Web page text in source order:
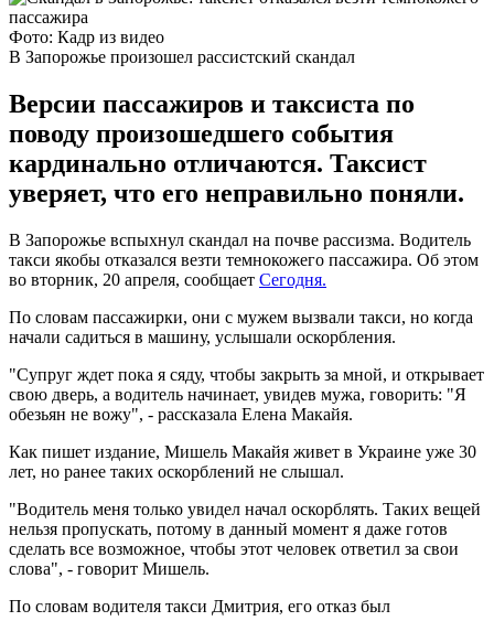
Фото: Кадр из видео
В Запорожье произошел рассистский скандал
Версии пассажиров и таксиста по
поводу произошедшего события
кардинально отличаются. Таксист
уверяет, что его неправильно поняли.
В Запорожье вспыхнул скандал на почве рассизма. Водитель
такси якобы отказался везти темнокожего пассажира. Об этом
во вторник, 20 апреля, сообщает Сегодня.
По словам пассажирки, они с мужем вызвали такси, но когда
начали садиться в машину, услышали оскорбления.
"Супруг ждет пока я сяду, чтобы закрыть за мной, и открывает
свою дверь, а водитель начинает, увидев мужа, говорить: "Я
обезьян не вожу", - рассказала Елена Макайя.
Как пишет издание, Мишель Макайя живет в Украине уже 30
лет, но ранее таких оскорблений не слышал.
"Водитель меня только увидел начал оскорблять. Таких вещей
нельзя пропускать, потому в данный момент я даже готов
сделать все возможное, чтобы этот человек ответил за свои
слова", - говорит Мишель.
По словам водителя такси Дмитрия, его отказ был